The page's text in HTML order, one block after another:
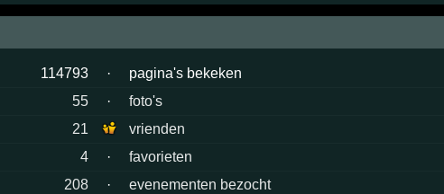
114793 ·
pagina's bekeken
55
·
foto's
21
vrienden
4
·
favorieten
208
·
evenementen bezocht